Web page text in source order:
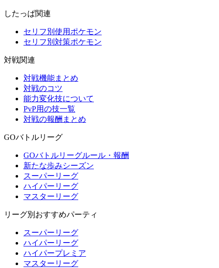
したっぱ関連
セリフ別使用ポケモン
セリフ別対策ポケモン
対戦関連
対戦機能まとめ
対戦のコツ
能力変化技について
PvP用の技一覧
対戦の報酬まとめ
GOバトルリーグ
GOバトルリーグルール・報酬
新たな歩みシーズン
スーパーリーグ
ハイパーリーグ
マスターリーグ
リーグ別おすすめパーティ
スーパーリーグ
ハイパーリーグ
ハイパープレミア
マスターリーグ